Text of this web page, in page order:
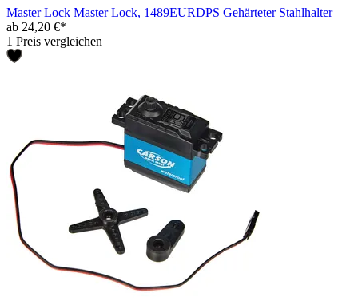
Master Lock Master Lock, 1489EURDPS Gehärteter Stahlhalter
ab 24,20 €*
1 Preis vergleichen